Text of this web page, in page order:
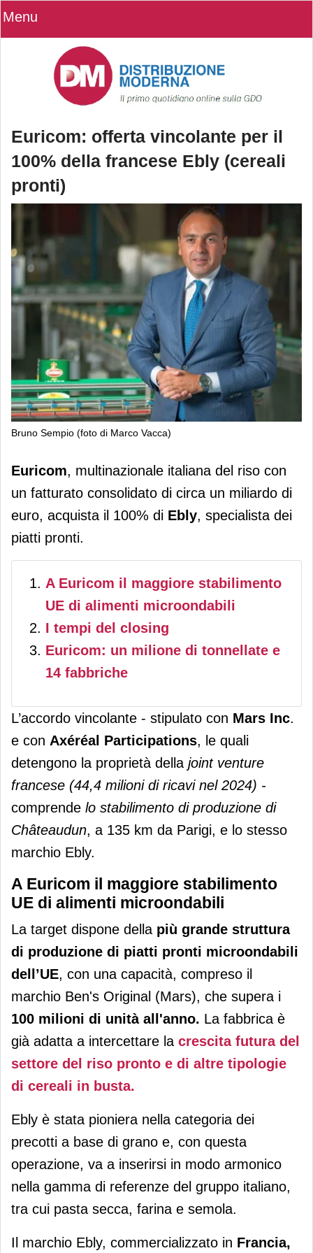
Menu
Euricom: offerta vincolante per il
100% della francese Ebly (cereali
pronti)
Bruno Sempio (foto di Marco Vacca)
Euricom: offerta vincolante per il
100% della francese Ebly (cereali
pronti)
Euricom, multinazionale italiana del riso con
un fatturato consolidato di circa un miliardo di
euro, acquista il 100% di Ebly, specialista dei
piatti pronti.
A Euricom il maggiore stabilimento
UE di alimenti microondabili
I tempi del closing
Euricom: un milione di tonnellate e
14 fabbriche
L’accordo vincolante - stipulato con Mars Inc.
e con Axéréal Participations, le quali
detengono la proprietà della joint venture
francese (44,4 milioni di ricavi nel 2024) -
comprende lo stabilimento di produzione di
Châteaudun, a 135 km da Parigi, e lo stesso
marchio Ebly.
A Euricom il maggiore stabilimento
UE di alimenti microondabili
La target dispone della più grande struttura
di produzione di piatti pronti microondabili
dell’UE, con una capacità, compreso il
marchio Ben's Original (Mars), che supera i
100 milioni di unità all'anno. La fabbrica è
già adatta a intercettare la crescita futura del
settore del riso pronto e di altre tipologie
di cereali in busta.
Ebly è stata pioniera nella categoria dei
precotti a base di grano e, con questa
operazione, va a inserirsi in modo armonico
nella gamma di referenze del gruppo italiano,
tra cui pasta secca, farina e semola.
Il marchio Ebly, commercializzato in Francia,